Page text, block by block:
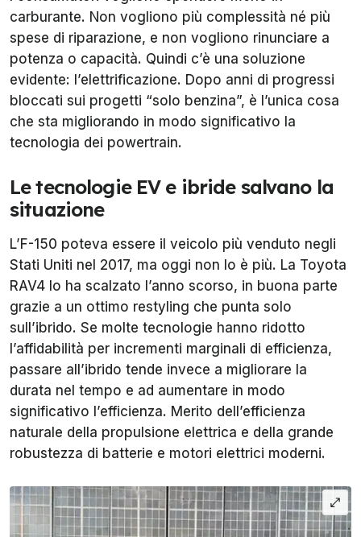
carburante. Non vogliono più complessità né più
spese di riparazione, e non vogliono rinunciare a
potenza o capacità. Quindi c’è una soluzione
evidente: l’elettrificazione. Dopo anni di progressi
bloccati sui progetti “solo benzina”, è l’unica cosa
che sta migliorando in modo significativo la
tecnologia dei powertrain.
Le tecnologie EV e ibride salvano la
situazione
L’F-150 poteva essere il veicolo più venduto negli
Stati Uniti nel 2017, ma oggi non lo è più. La Toyota
RAV4 lo ha scalzato l’anno scorso, in buona parte
grazie a un ottimo restyling che punta solo
sull’ibrido. Se molte tecnologie hanno ridotto
l’affidabilità per incrementi marginali di efficienza,
passare all’ibrido tende invece a migliorare la
durata nel tempo e ad aumentare in modo
significativo l’efficienza. Merito dell’efficienza
naturale della propulsione elettrica e della grande
robustezza di batterie e motori elettrici moderni.